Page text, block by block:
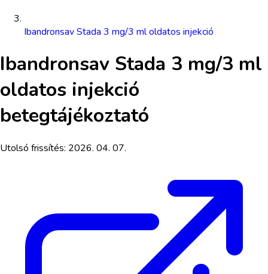
Ibandronsav Stada 3 mg/3 ml oldatos injekció
Ibandronsav Stada 3 mg/3 ml
oldatos injekció
betegtájékoztató
Utolsó frissítés: 2026. 04. 07.